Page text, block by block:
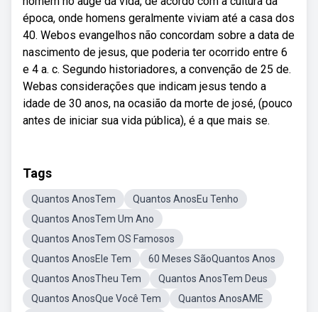
época, onde homens geralmente viviam até a casa dos
40. Webos evangelhos não concordam sobre a data de
nascimento de jesus, que poderia ter ocorrido entre 6
e 4 a. c. Segundo historiadores, a convenção de 25 de.
Webas considerações que indicam jesus tendo a
idade de 30 anos, na ocasião da morte de josé, (pouco
antes de iniciar sua vida pública), é a que mais se.
Tags
Quantos AnosTem
Quantos AnosEu Tenho
Quantos AnosTem Um Ano
Quantos AnosTem OS Famosos
Quantos AnosEle Tem
60 Meses SãoQuantos Anos
Quantos AnosTheu Tem
Quantos AnosTem Deus
Quantos AnosQue Você Tem
Quantos AnosAME